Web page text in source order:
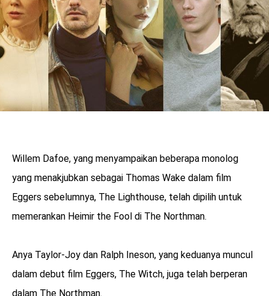
Willem Dafoe, yang menyampaikan beberapa monolog
yang menakjubkan sebagai Thomas Wake dalam film
Eggers sebelumnya, The Lighthouse, telah dipilih untuk
memerankan Heimir the Fool di The Northman.
Anya Taylor-Joy dan Ralph Ineson, yang keduanya muncul
dalam debut film Eggers, The Witch, juga telah berperan
dalam The Northman.